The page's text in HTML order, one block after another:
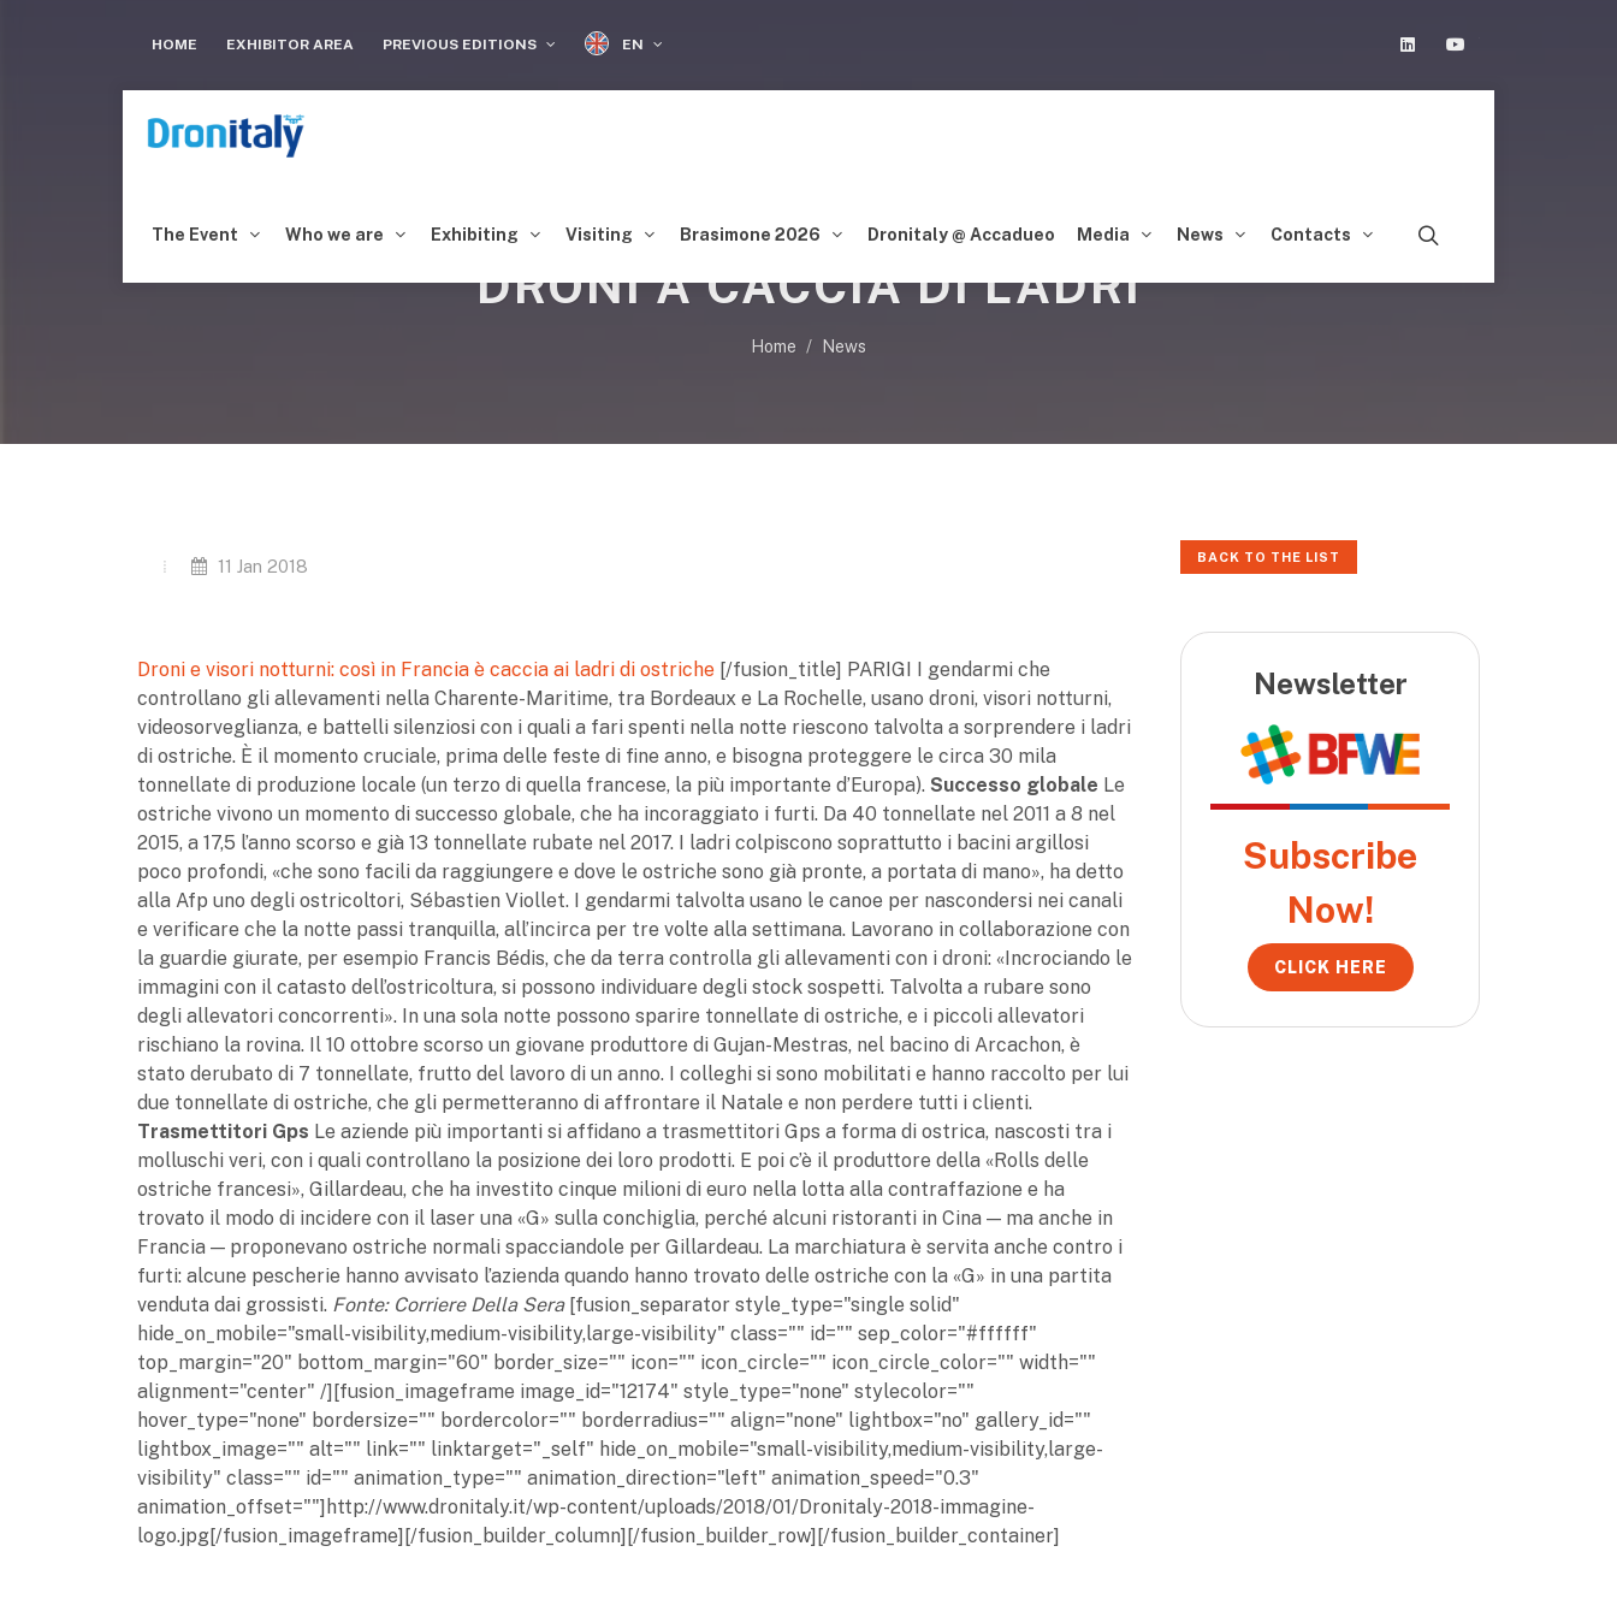
HOME EXHIBITOR AREA PREVIOUS EDITIONS EN Linkedin
The Event Who we are Exhibiting Visiting Brasimone 2026 Dronitaly @ Accadueo Media News Contacts
DRONI A CACCIA DI LADRI
Home News
11 Jan 2018
Droni e visori notturni: così in Francia è caccia ai ladri di ostriche [/fusion_title] PARIGI I gendarmi che
controllano gli allevamenti nella Charente-Maritime, tra Bordeaux e La Rochelle, usano droni, visori notturni,
videosorveglianza, e battelli silenziosi con i quali a fari spenti nella notte riescono talvolta a sorprendere i ladri
di ostriche. È il momento cruciale, prima delle feste di fine anno, e bisogna proteggere le circa 30 mila
tonnellate di produzione locale (un terzo di quella francese, la più importante d’Europa). Successo globale Le
ostriche vivono un momento di successo globale, che ha incoraggiato i furti. Da 40 tonnellate nel 2011 a 8 nel
2015, a 17,5 l’anno scorso e già 13 tonnellate rubate nel 2017. I ladri colpiscono soprattutto i bacini argillosi
poco profondi, «che sono facili da raggiungere e dove le ostriche sono già pronte, a portata di mano», ha detto
alla Afp uno degli ostricoltori, Sébastien Viollet. I gendarmi talvolta usano le canoe per nascondersi nei canali
e verificare che la notte passi tranquilla, all’incirca per tre volte alla settimana. Lavorano in collaborazione con
la guardie giurate, per esempio Francis Bédis, che da terra controlla gli allevamenti con i droni: «Incrociando le
immagini con il catasto dell’ostricoltura, si possono individuare degli stock sospetti. Talvolta a rubare sono
degli allevatori concorrenti». In una sola notte possono sparire tonnellate di ostriche, e i piccoli allevatori
rischiano la rovina. Il 10 ottobre scorso un giovane produttore di Gujan-Mestras, nel bacino di Arcachon, è
stato derubato di 7 tonnellate, frutto del lavoro di un anno. I colleghi si sono mobilitati e hanno raccolto per lui
due tonnellate di ostriche, che gli permetteranno di affrontare il Natale e non perdere tutti i clienti.
Trasmettitori Gps Le aziende più importanti si affidano a trasmettitori Gps a forma di ostrica, nascosti tra i
molluschi veri, con i quali controllano la posizione dei loro prodotti. E poi c’è il produttore della «Rolls delle
ostriche francesi», Gillardeau, che ha investito cinque milioni di euro nella lotta alla contraffazione e ha
trovato il modo di incidere con il laser una «G» sulla conchiglia, perché alcuni ristoranti in Cina — ma anche in
Francia — proponevano ostriche normali spacciandole per Gillardeau. La marchiatura è servita anche contro i
furti: alcune pescherie hanno avvisato l’azienda quando hanno trovato delle ostriche con la «G» in una partita
venduta dai grossisti. Fonte: Corriere Della Sera[fusion_separator style_type="single solid"
hide_on_mobile="small-visibility,medium-visibility,large-visibility" class="" id="" sep_color="#ffffff"
top_margin="20" bottom_margin="60" border_size="" icon="" icon_circle="" icon_circle_color="" width=""
alignment="center" /][fusion_imageframe image_id="12174" style_type="none" stylecolor=""
hover_type="none" bordersize="" bordercolor="" borderradius="" align="none" lightbox="no" gallery_id=""
lightbox_image="" alt="" link="" linktarget="_self" hide_on_mobile="small-visibility,medium-visibility,large-
visibility" class="" id="" animation_type="" animation_direction="left" animation_speed="0.3"
animation_offset=""]http://www.dronitaly.it/wp-content/uploads/2018/01/Dronitaly-2018-immagine-
logo.jpg[/fusion_imageframe][/fusion_builder_column][/fusion_builder_row][/fusion_builder_container]
BACK TO THE LIST
Newsletter
Subscribe
Now!
CLICK HERE